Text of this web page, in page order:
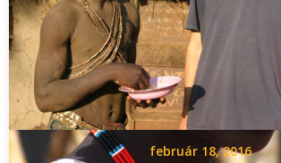
február 18, 2016